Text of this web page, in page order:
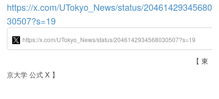
https://x.com/UTokyo_News/status/20461429345680
30507?s=19
【 東
京大学 公式 X 】